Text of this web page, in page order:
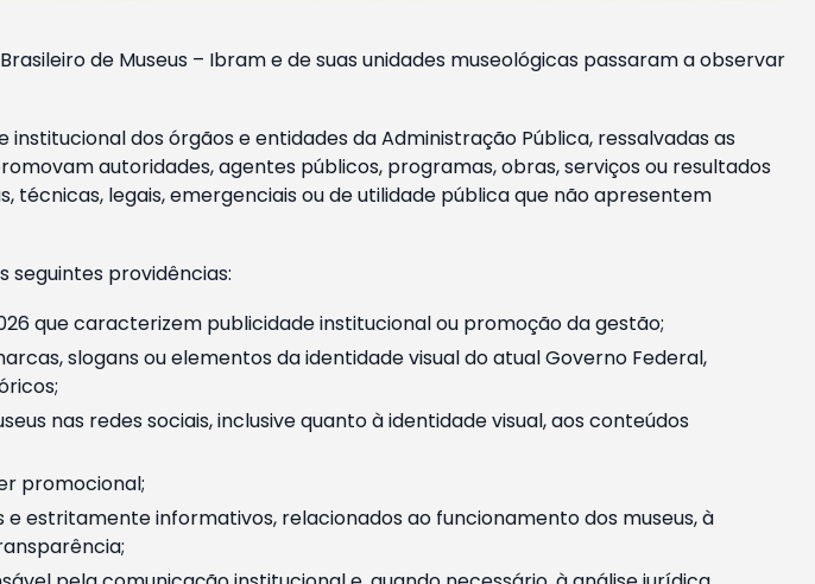
de Museus – Ibram e de suas unidades museológicas passaram a observar
dos órgãos e entidades da Administração Pública, ressalvadas as
autoridades, agentes públicos, programas, obras, serviços ou resultados
legais, emergenciais ou de utilidade pública que não apresentem
seguintes providências:
que caracterizem publicidade institucional ou promoção da gestão;
slogans ou elementos da identidade visual do atual Governo Federal,
nas redes sociais, inclusive quanto à identidade visual, aos conteúdos
promocional;
estritamente informativos, relacionados ao funcionamento dos museus, à